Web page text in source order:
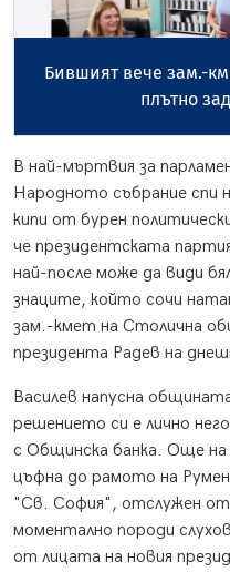
Бившият вече зам.-
плътно
В най-мъртвия за
Народното събрание спи
кипи от бурен
че президентската
най-после може да види
знаците, който сочи
зам.-кмет на Столична
президента Радев на
Василев напусна
решението си е лично
с Общинска банка. Още
цъфна до рамото на
"Св. София", отслужен от
моментално породи
от лицата на новия